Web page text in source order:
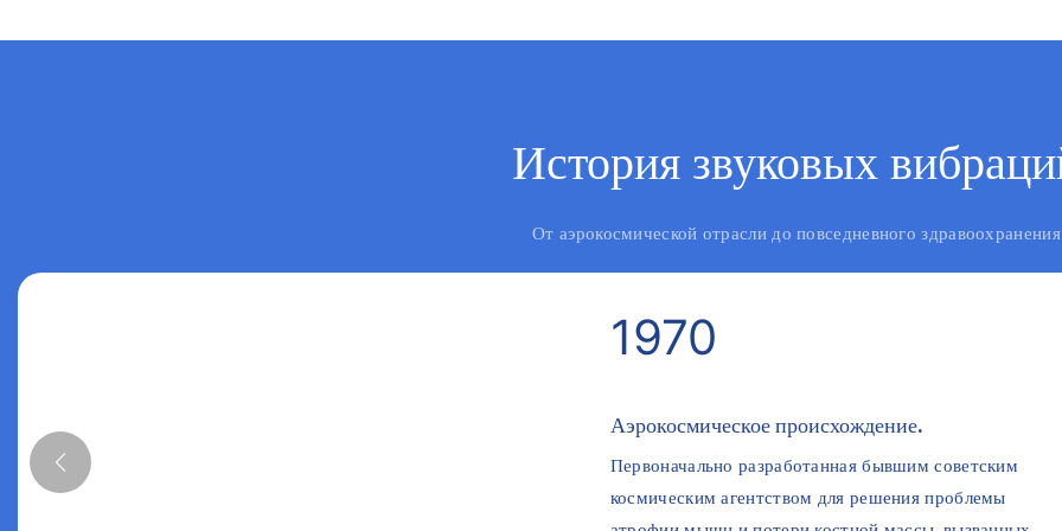
История звуковых
От аэрокосмической отрасли до повседневного здравоохранения
1970
Аэрокосмическое происхождение.
Первоначально разработанная бывшим советским
космическим агентством для решения проблемы